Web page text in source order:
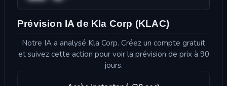
Prévision IA de Kla Corp (KLAC)
Notre IA a analysé Kla Corp. Créez un compte gratuit
et suivez cette action pour voir la prévision de prix à 90
jours.